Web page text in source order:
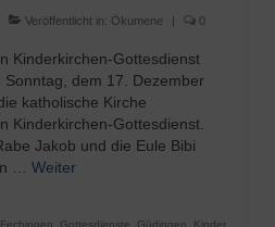
Veröffentlicht in: Ökumene | 0
Kinderkirchen-Gottesdienst
Sonntag, dem 17. Dezember
katholische Kirche
Kinderkirchen-Gottesdienst.
Jakob und die Eule Bibi
… Weiter
Fechingen Gottesdienste Güdingen Kinder,